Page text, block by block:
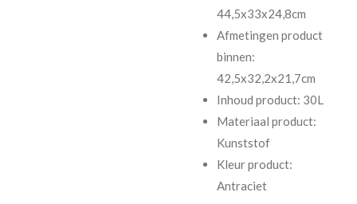
44,5x33x24,8cm
Afmetingen product
binnen:
42,5x32,2x21,7cm
Inhoud product: 30L
Materiaal product:
Kunststof
Kleur product:
Antraciet